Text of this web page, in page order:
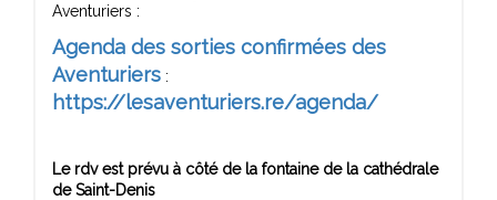
Aventuriers :
Agenda des sorties confirmées des
Aventuriers :
https://lesaventuriers.re/agenda/
Le rdv est prévu à côté de la fontaine de la cathédrale
de Saint-Denis